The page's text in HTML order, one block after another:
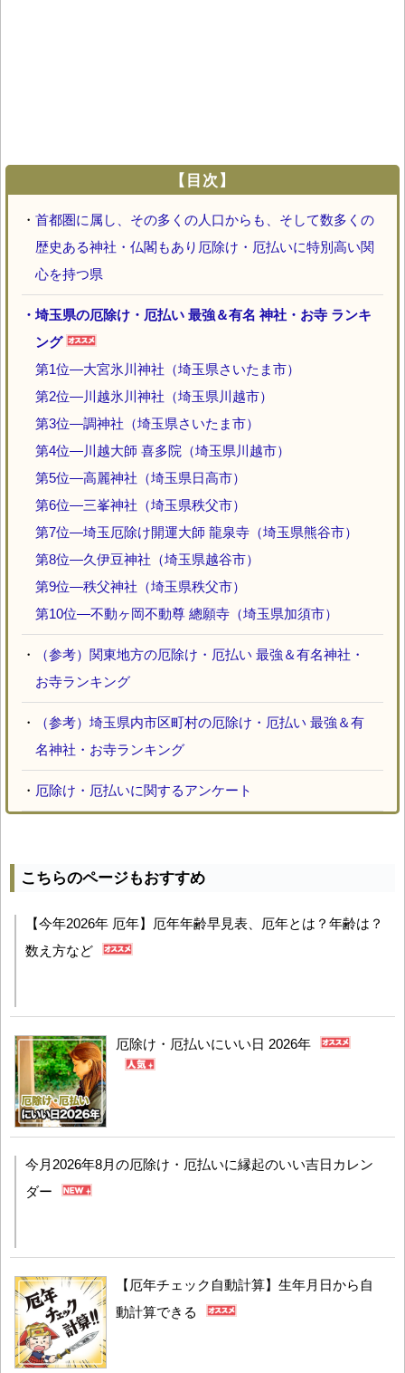
【目次】
・ 首都圏に属し、その多くの人口からも、そして数多くの
歴史ある神社・仏閣もあり厄除け・厄払いに特別高い関
心を持つ県
・埼玉県の厄除け・厄払い 最強＆有名 神社・お寺 ランキ
ング
第1位―大宮氷川神社（埼玉県さいたま市）
第2位―川越氷川神社（埼玉県川越市）
第3位―調神社（埼玉県さいたま市）
第4位―川越大師 喜多院（埼玉県川越市）
第5位―高麗神社（埼玉県日高市）
第6位―三峯神社（埼玉県秩父市）
第7位―埼玉厄除け開運大師 龍泉寺（埼玉県熊谷市）
第8位―久伊豆神社（埼玉県越谷市）
第9位―秩父神社（埼玉県秩父市）
第10位―不動ヶ岡不動尊 總願寺（埼玉県加須市）
・
（参考）関東地方の厄除け・厄払い 最強＆有名神社・
お寺ランキング
・
（参考）埼玉県内市区町村の厄除け・厄払い 最強＆有
名神社・お寺ランキング
・ 厄除け・厄払いに関するアンケート
こちらのページもおすすめ
【今年2026年 厄年】厄年年齢早見表、厄年とは？年齢は？
数え方など
厄除け・厄払いにいい日 2026年
今月2026年8月の厄除け・厄払いに縁起のいい吉日カレン
ダー
【厄年チェック自動計算】生年月日から自
動計算できる